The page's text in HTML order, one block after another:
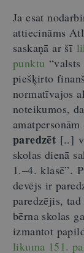
Ja esat
attiecināms
saskaņā ar šī
punktu
piešķirto
normatīvajos
noteikumos,
paredzēt [..]
skolas dienā
1.–4. klasē”.
devējs ir
paredzējis, tad
bērna skolas
izmantot
likuma 151.